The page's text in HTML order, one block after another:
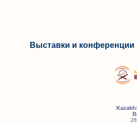
Выставки и конференции